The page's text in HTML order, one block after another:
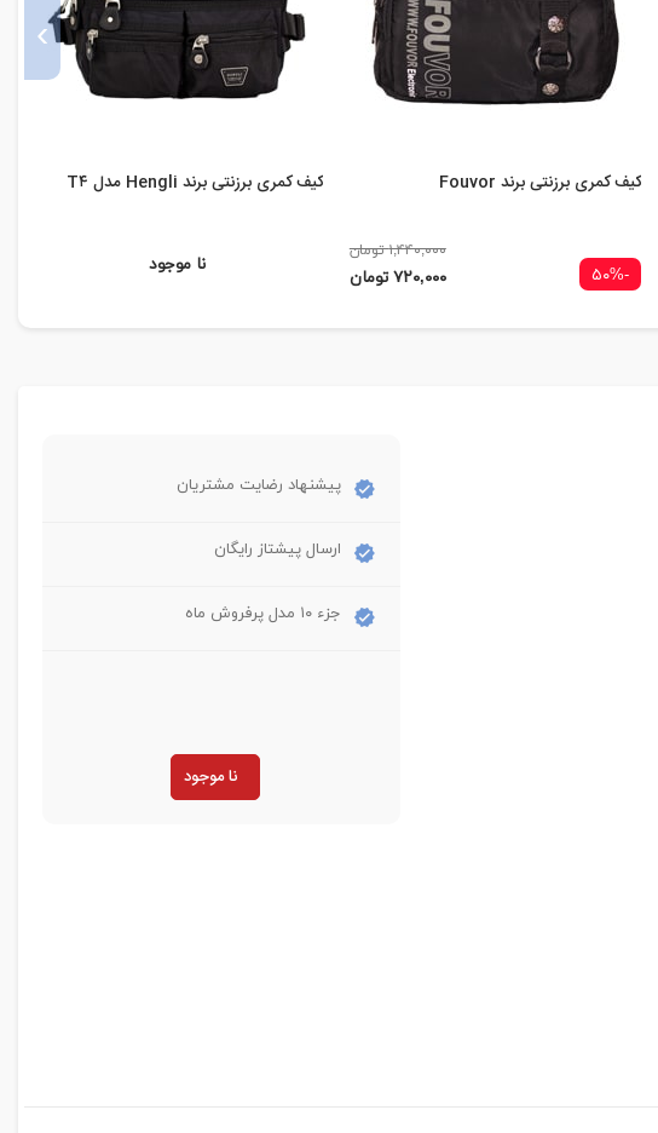
کیف کمری برزنتی برند Fouvor
-۵۰%
۱,۴۴۰,۰۰۰ تومان
۷۲۰,۰۰۰ تومان
کیف کمری برزنتی برند Hengli مدل T۴
نا موجود
›
پیشنهاد رضایت مشتریان
ارسال پیشتاز رایگان
جزء ۱۰ مدل پرفروش ماه
نا موجود